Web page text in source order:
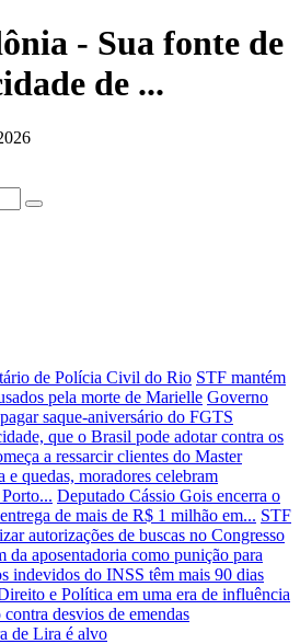
- Sua fonte de
de ...
de Polícia Civil do Rio STF mantém
pela morte de Marielle Governo
saque-aniversário do FGTS
que o Brasil pode adotar contra os
a ressarcir clientes do Master
e quedas, moradores celebram
Deputado Cássio Gois encerra o
de mais de R$ 1 milhão em... STF
autorizações de buscas no Congresso
da aposentadoria como punição para
indevidos do INSS têm mais 90 dias
e Política em uma era de influência
desvios de emendas
de Lira é alvo